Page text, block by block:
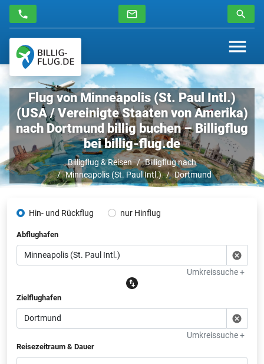
Flug von Minneapolis (St. Paul Intl.)
(USA / Vereinigte Staaten von Amerika)
nach Dortmund billig buchen – Billigflug
bei billig-flug.de
Billigflug & Reisen
Billigflug nach
Minneapolis (St. Paul Intl.)
Dortmund
Hin- und Rückflug nur Hinflug
Abflughafen
Umkreissuche +
Zielflughafen
Umkreissuche +
Reisezeitraum & Dauer